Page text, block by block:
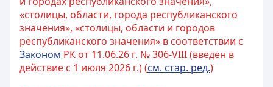
«столицы, области, города республиканского
значения», «столицы, области и городов
республиканского значения» в соответствии с
Законом РК от 11.06.26 г. № 306-VIII (введен в
действие с 1 июля 2026 г.) (см. стар. ред.)